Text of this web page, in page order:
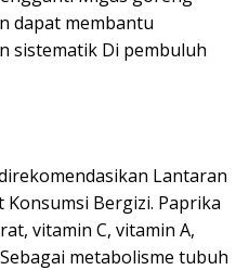
dapat membantu
sistematik Di pembuluh
Lantaran
Bergizi. Paprika
vitamin C, vitamin A,
metabolisme tubuh